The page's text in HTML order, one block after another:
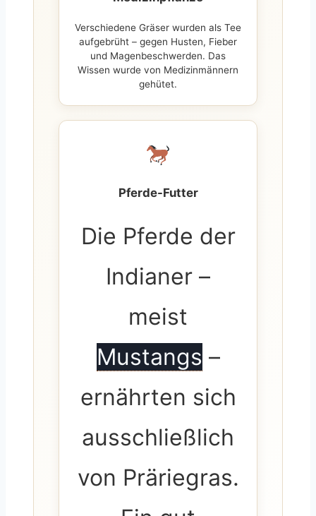
Verschiedene Gräser wurden als Tee
aufgebrüht – gegen Husten, Fieber
und Magenbeschwerden. Das
Wissen wurde von Medizinmännern
gehütet.
Pferde-Futter
Die Pferde der
Indianer –
meist
Mustangs –
ernährten sich
ausschließlich
von Präriegras.